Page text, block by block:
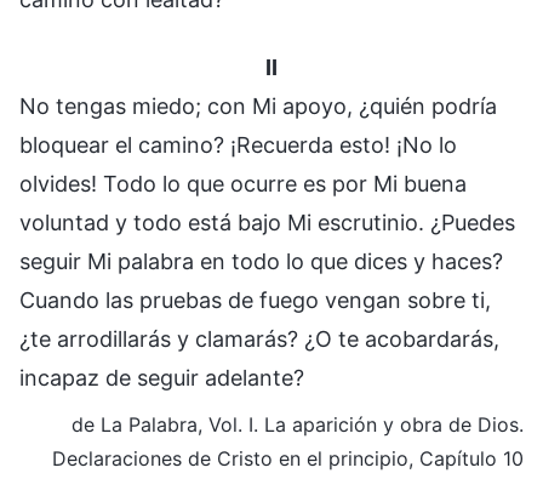
II
No tengas miedo; con Mi apoyo, ¿quién podría
bloquear el camino? ¡Recuerda esto! ¡No lo
olvides! Todo lo que ocurre es por Mi buena
voluntad y todo está bajo Mi escrutinio. ¿Puedes
seguir Mi palabra en todo lo que dices y haces?
Cuando las pruebas de fuego vengan sobre ti,
¿te arrodillarás y clamarás? ¿O te acobardarás,
incapaz de seguir adelante?
de La Palabra, Vol. I. La aparición y obra de Dios.
Declaraciones de Cristo en el principio, Capítulo 10